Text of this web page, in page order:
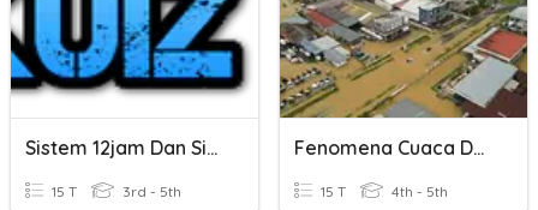
Sistem 12jam Dan Sistem 24jam
15 T 3rd - 5th
Fenomena Cuaca Dan Iklim
15 T 4th - 5th